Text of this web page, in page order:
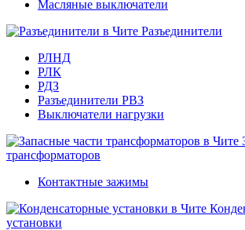
Масляные выключатели
Разъединители
РЛНД
РЛК
РДЗ
Разъединители РВЗ
Выключатели нагрузки
трансформаторов
Контактные зажимы
установки